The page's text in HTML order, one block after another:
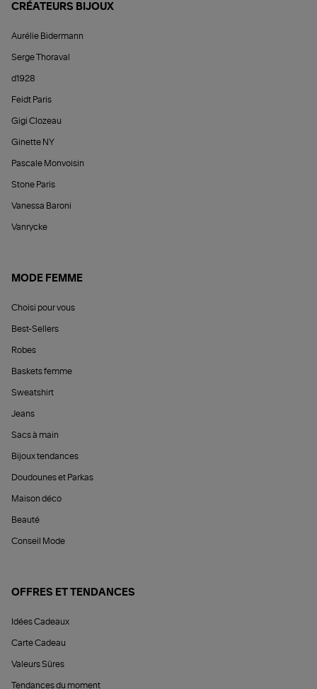
CRÉATEURS BIJOUX
Aurélie Bidermann
Serge Thoraval
d1928
Feidt Paris
Gigi Clozeau
Ginette NY
Pascale Monvoisin
Stone Paris
Vanessa Baroni
Vanrycke
MODE FEMME
Choisi pour vous
Best-Sellers
Robes
Baskets femme
Sweatshirt
Jeans
Sacs à main
Bijoux tendances
Doudounes et Parkas
Maison déco
Beauté
Conseil Mode
OFFRES ET TENDANCES
Idées Cadeaux
Carte Cadeau
Valeurs Sûres
Tendances du moment